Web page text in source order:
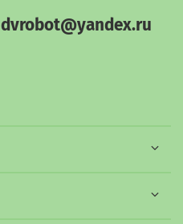
dvrobot@yandex.ru